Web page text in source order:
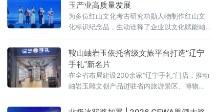
玉产业高质量发展
为多位红山文化考古研究功勋人物制作红山文
化标识纪念品，生动诠释了企业以文化赋能岫
场，为表彰在红山文化考古研究中作出突出贡
献的学者，大会特别向我国著名考古学家苏秉
琦、辽宁省文物考古研究院名誉院长郭大顺以
及美
鞍山岫岩玉依托省级文旅平台打造“辽宁
手礼”新名片
在全省布局建设200余家“辽宁手礼”门店，推动
岫岩玉雕文创产品进驻省内旅游景区、博物
深山，打造代表辽宁地域特色的文旅伴手礼。